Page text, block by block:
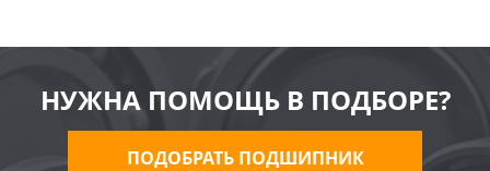
НУЖНА ПОМОЩЬ В ПОДБОРЕ?
ПОДОБРАТЬ ПОДШИПНИК